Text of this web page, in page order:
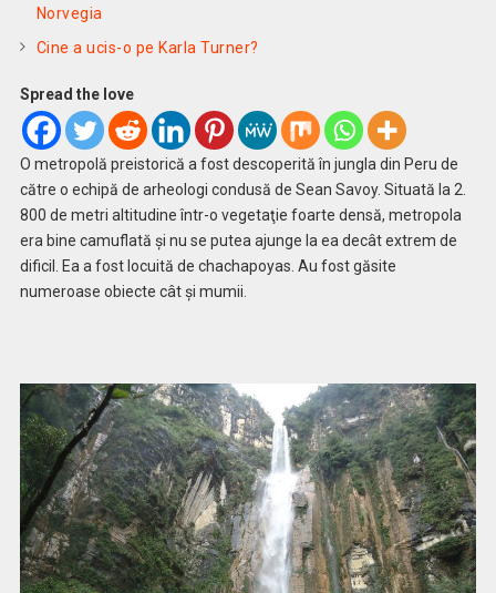
Norvegia
Cine a ucis-o pe Karla Turner?
Spread the love
O metropolă preistorică a fost descoperită în jungla din Peru de
către o echipă de arheologi condusă de Sean Savoy. Situată la 2.
800 de metri altitudine într-o vegetaţie foarte densă, metropola
era bine camuflată şi nu se putea ajunge la ea decât extrem de
dificil. Ea a fost locuită de chachapoyas. Au fost găsite
numeroase obiecte cât şi mumii.